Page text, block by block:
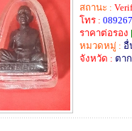
สถานะ :
โทร :
ราคาต่อรอง
หมวดหมู่ : อื่
จังหวัด : ตาก